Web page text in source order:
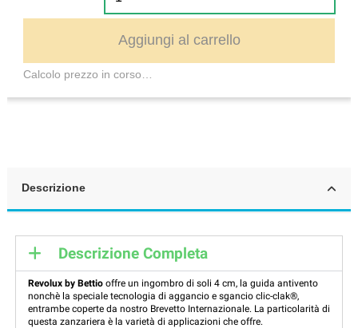
Aggiungi al carrello
Calcolo prezzo in corso…
Descrizione
Descrizione Completa
Revolux by Bettio offre un ingombro di soli 4 cm, la guida antivento
nonchè la speciale tecnologia di aggancio e sgancio clic-clak®,
entrambe coperte da nostro Brevetto Internazionale. La particolarità di
questa zanzariera è la varietà di applicazioni che offre.